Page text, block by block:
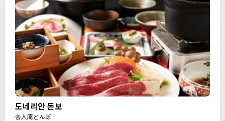
도네리안 돈보
舎人庵とんぼ